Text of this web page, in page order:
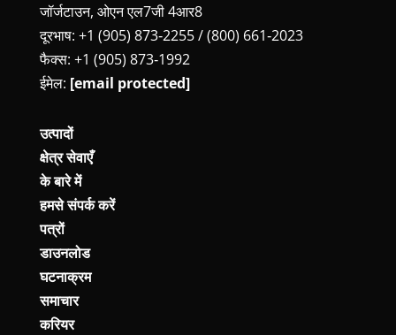
जॉर्जटाउन, ओएन एल7जी 4आर8
दूरभाष: +1 (905) 873‑2255 / (800) 661‑2023
फैक्स: +1 (905) 873‑1992
ईमेल: [email protected]
उत्पादों
क्षेत्र सेवाएँ
के बारे में
हमसे संपर्क करें
पत्रों
डाउनलोड
घटनाक्रम
समाचार
करियर